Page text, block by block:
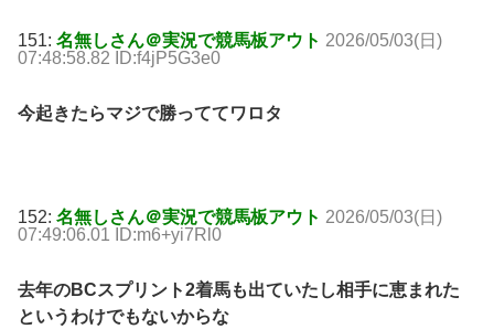
151: 名無しさん＠実況で競馬板アウト 2026/05/03(日)
07:48:58.82 ID:f4jP5G3e0
今起きたらマジで勝っててワロタ
152: 名無しさん＠実況で競馬板アウト 2026/05/03(日)
07:49:06.01 ID:m6+yi7Rl0
去年のBCスプリント2着馬も出ていたし相手に恵まれた
というわけでもないからな